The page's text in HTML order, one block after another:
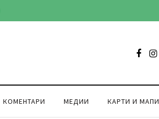
КОМЕНТАРИ МЕДИИ КАРТИ И МАПИ